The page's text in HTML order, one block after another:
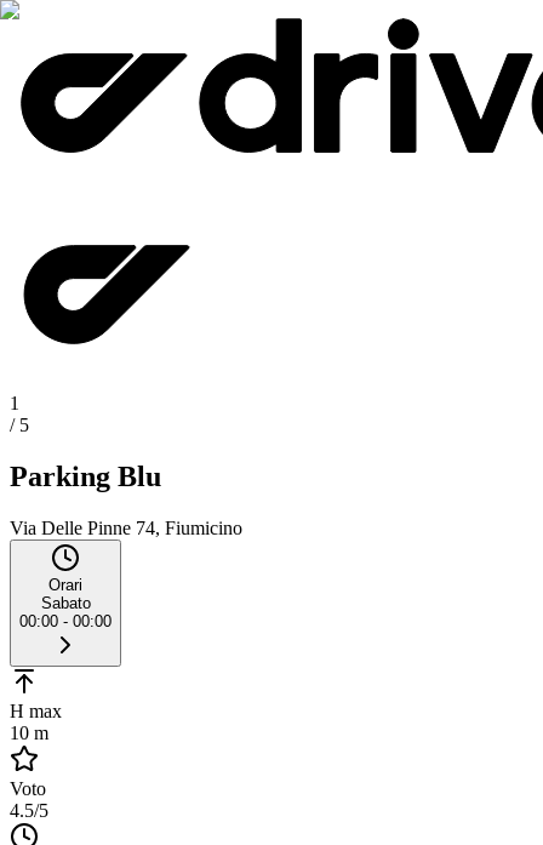
1
/ 5
Parking Blu
Via Delle Pinne 74, Fiumicino
Orari
Sabato
00:00 - 00:00
H max
10 m
Voto
4.5/5